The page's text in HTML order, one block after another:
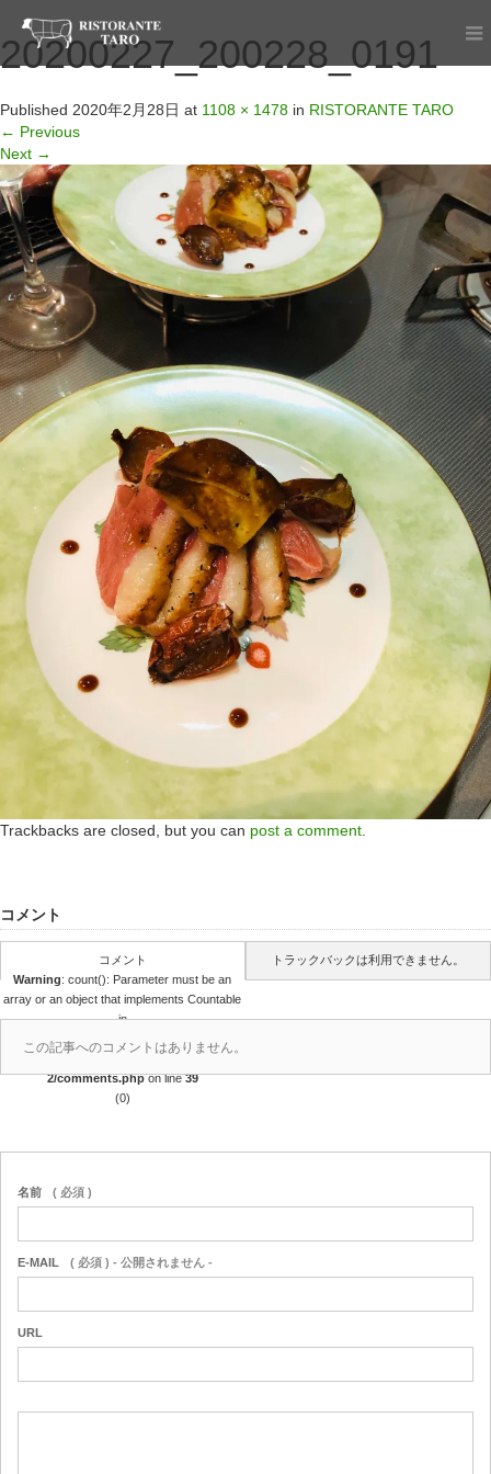
20200227_200228_0191
Published 2020年2月28日 at 1108 × 1478 in RISTORANTE TARO
← Previous
Next →
Trackbacks are closed, but you can post a comment.
コメント
コメント
Warning: count(): Parameter must be an
array or an object that implements Countable
in
/home/r4688280/public_html/takedataro.c
2/comments.phpon line39
(0)
トラックバックは利用できません。
この記事へのコメントはありません。
名前 ( 必須 )
E-MAIL ( 必須 ) - 公開されません -
URL